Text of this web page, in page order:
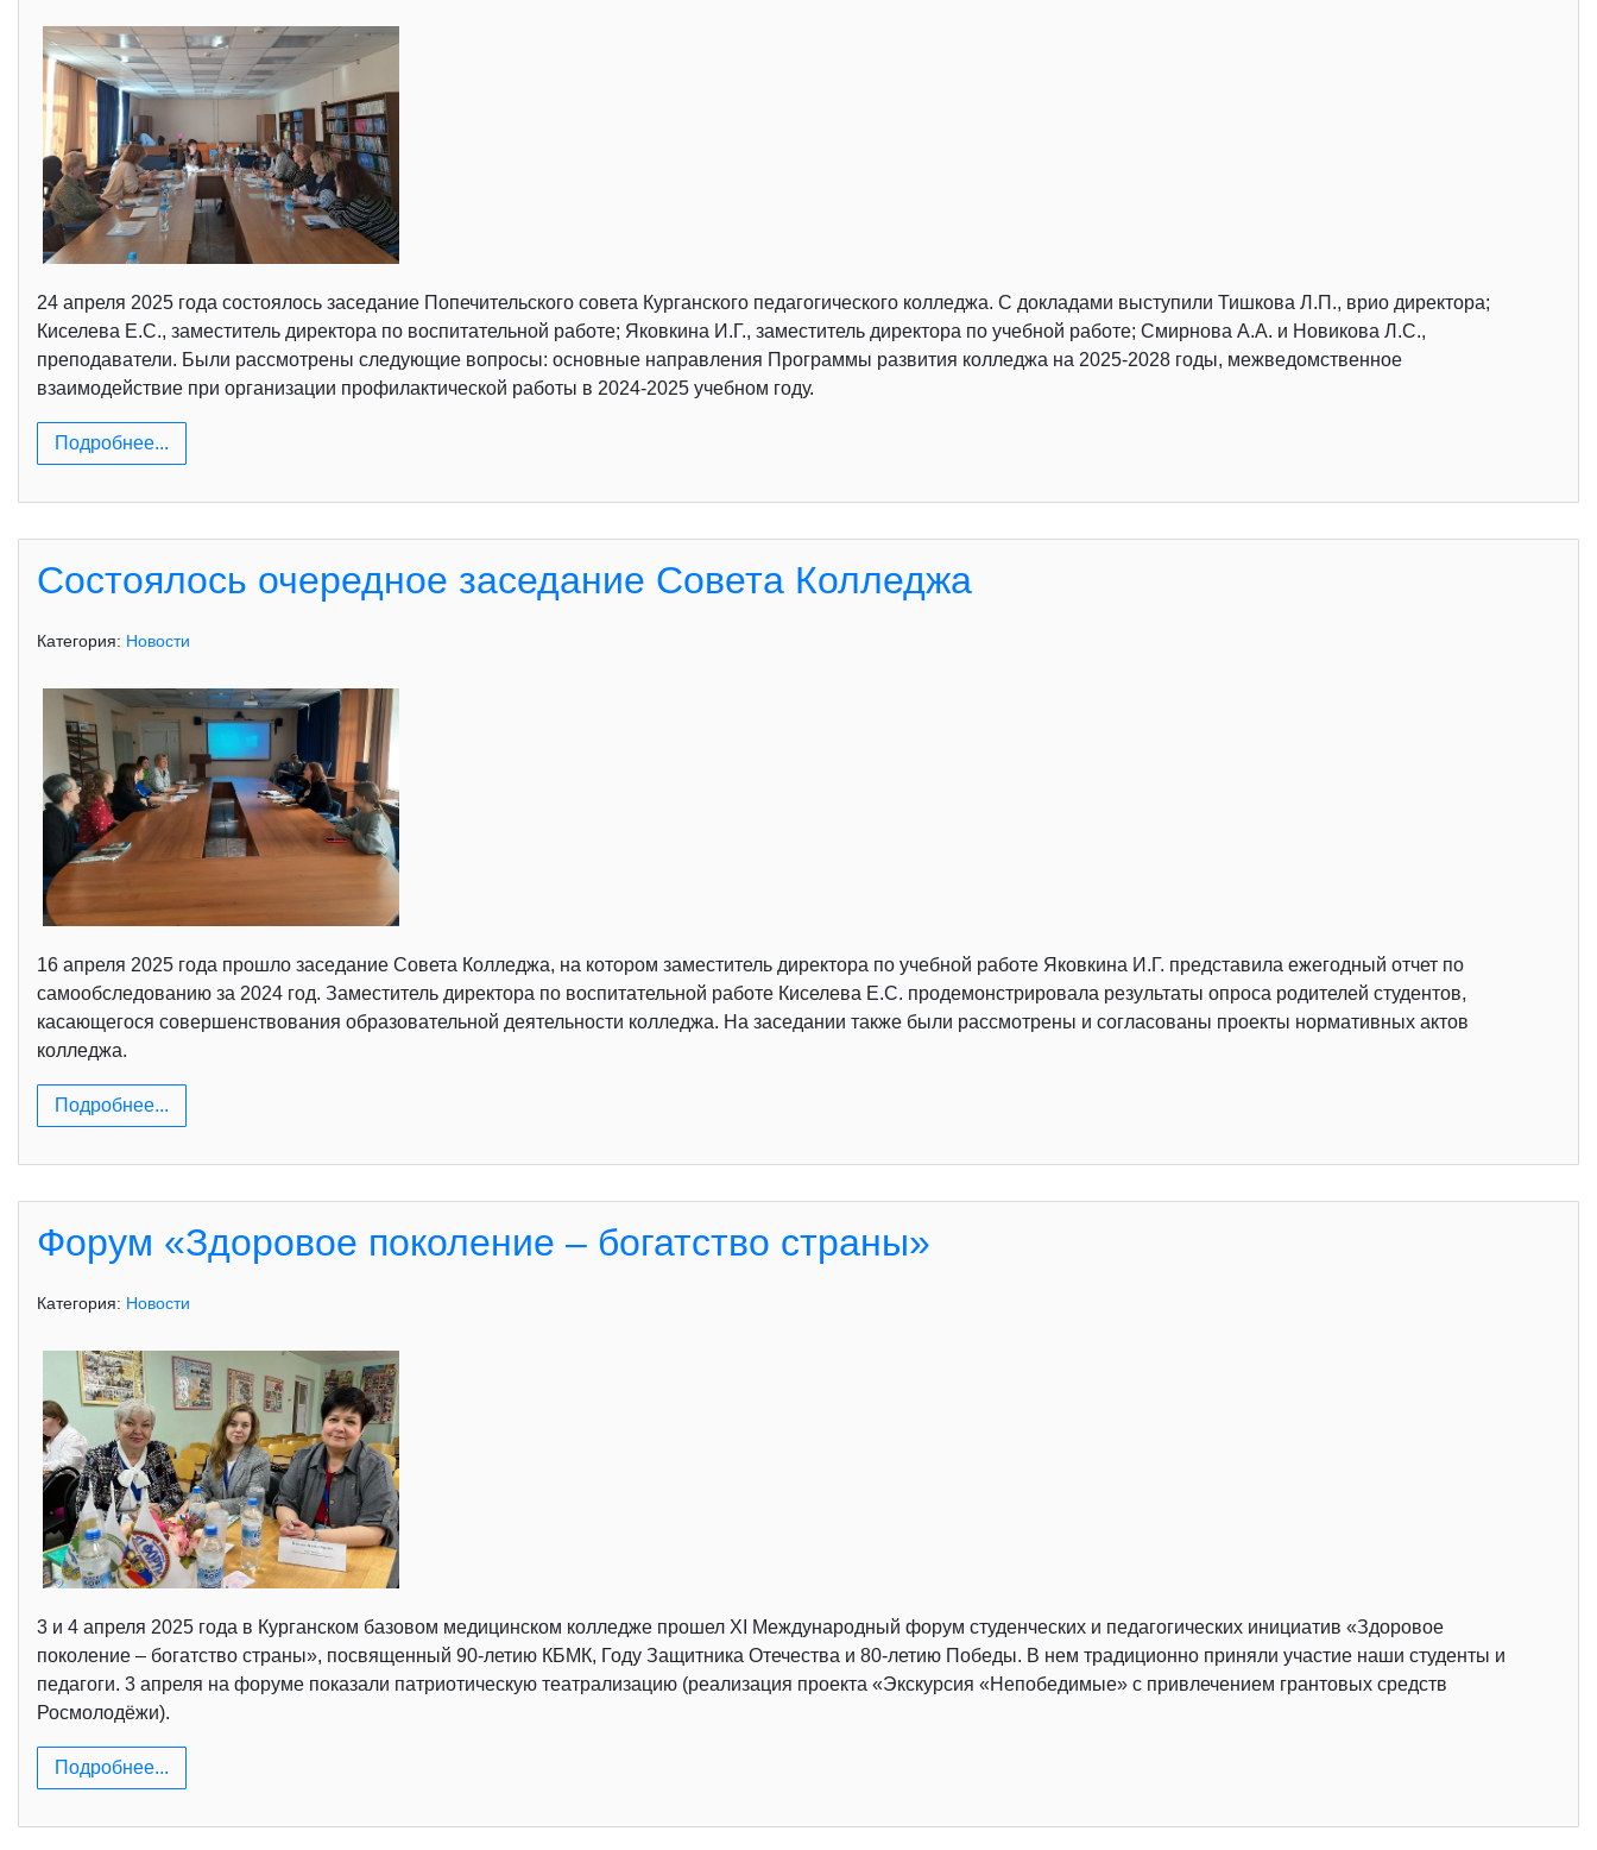
24 апреля 2025 года состоялось заседание Попечительского совета Курганского педагогического колледжа. С докладами выступили Тишкова Л.П., врио директора;
Киселева Е.С., заместитель директора по воспитательной работе; Яковкина И.Г., заместитель директора по учебной работе; Смирнова А.А. и Новикова Л.С.,
преподаватели. Были рассмотрены следующие вопросы: основные направления Программы развития колледжа на 2025-2028 годы, межведомственное
взаимодействие при организации профилактической работы в 2024-2025 учебном году.
Подробнее...
Состоялось очередное заседание Совета Колледжа
Категория: Новости
16 апреля 2025 года прошло заседание Совета Колледжа, на котором заместитель директора по учебной работе Яковкина И.Г. представила ежегодный отчет по
самообследованию за 2024 год. Заместитель директора по воспитательной работе Киселева Е.С. продемонстрировала результаты опроса родителей студентов,
касающегося совершенствования образовательной деятельности колледжа. На заседании также были рассмотрены и согласованы проекты нормативных актов
колледжа.
Подробнее...
Форум «Здоровое поколение – богатство страны»
Категория: Новости
3 и 4 апреля 2025 года в Курганском базовом медицинском колледже прошел ХI Международный форум студенческих и педагогических инициатив «Здоровое
поколение – богатство страны», посвященный 90-летию КБМК, Году Защитника Отечества и 80-летию Победы. В нем традиционно приняли участие наши студенты и
педагоги. 3 апреля на форуме показали патриотическую театрализацию (реализация проекта «Экскурсия «Непобедимые» с привлечением грантовых средств
Росмолодёжи).
Подробнее...